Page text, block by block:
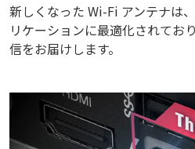
新しくなった Wi-Fi アンテナは
リケーションに最適化されてお
信をお届けします。